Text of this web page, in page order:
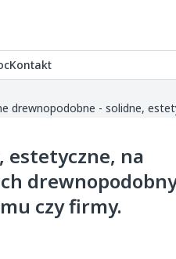
Kontakt
estetyczne, na
czy firmy.